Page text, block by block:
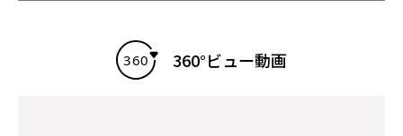
360°ビュー動画